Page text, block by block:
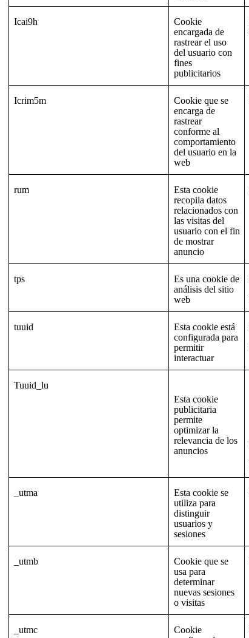
Icai9h
Cookie
encargada de
rastrear el uso
del usuario con
fines
publicitarios
Icrim5m
Cookie que se
encarga de
rastrear
conforme al
comportamiento
del usuario en la
web
rum
Esta cookie
recopila datos
relacionados con
las visitas del
usuario con el fin
de mostrar
anuncio
tps
Es una cookie de
análisis del sitio
web
tuuid
Esta cookie está
configurada para
permitir
interactuar
Tuuid_lu
Esta cookie
publicitaria
permite
optimizar la
relevancia de los
anuncios
_utma
Esta cookie se
utiliza para
distinguir
usuarios y
sesiones
_utmb
Cookie que se
usa para
determinar
nuevas sesiones
o visitas
_utmc
Cookie